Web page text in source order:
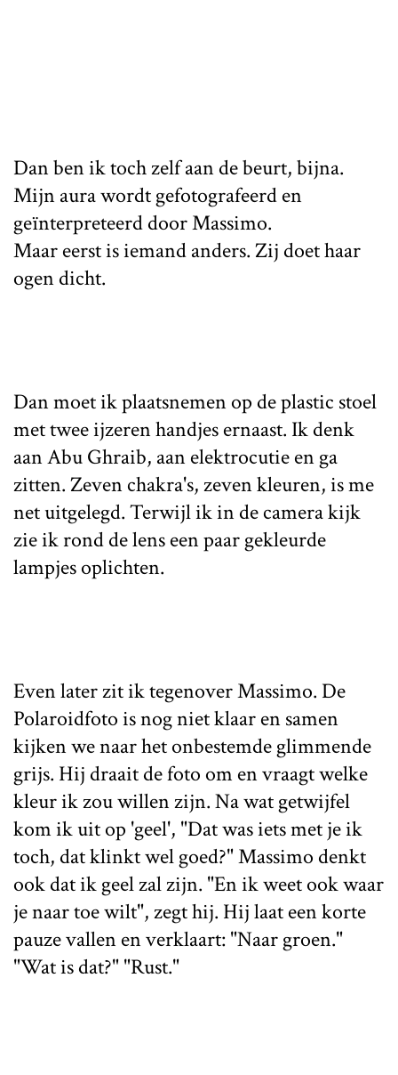
Dan ben ik toch zelf aan de beurt, bijna.
Mijn aura wordt gefotografeerd en
geïnterpreteerd door Massimo.
Maar eerst is iemand anders. Zij doet haar
ogen dicht.
Dan moet ik plaatsnemen op de plastic stoel
met twee ijzeren handjes ernaast. Ik denk
aan Abu Ghraib, aan elektrocutie en ga
zitten. Zeven chakra's, zeven kleuren, is me
net uitgelegd. Terwijl ik in de camera kijk
zie ik rond de lens een paar gekleurde
lampjes oplichten.
Even later zit ik tegenover Massimo. De
Polaroidfoto is nog niet klaar en samen
kijken we naar het onbestemde glimmende
grijs. Hij draait de foto om en vraagt welke
kleur ik zou willen zijn. Na wat getwijfel
kom ik uit op 'geel', "Dat was iets met je ik
toch, dat klinkt wel goed?" Massimo denkt
ook dat ik geel zal zijn. "En ik weet ook waar
je naar toe wilt", zegt hij. Hij laat een korte
pauze vallen en verklaart: "Naar groen."
"Wat is dat?" "Rust."